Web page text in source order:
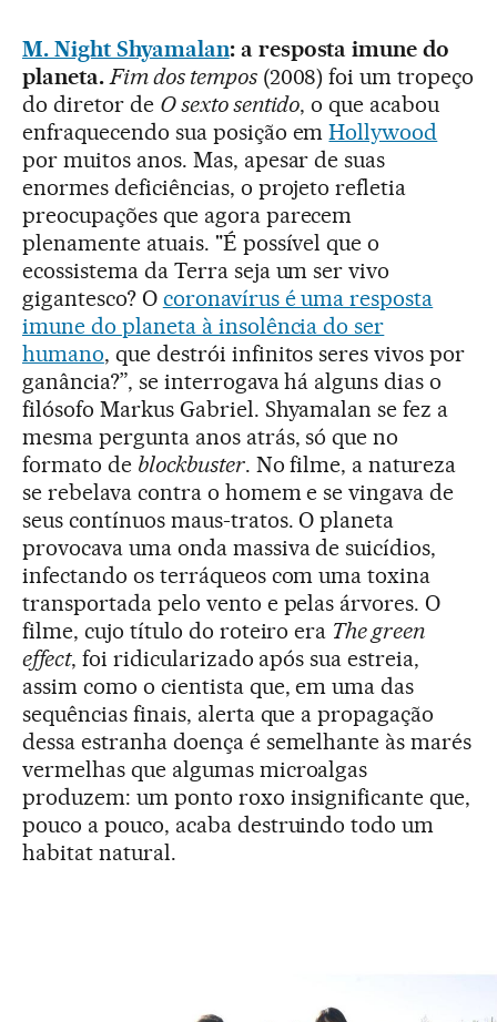
M. Night Shyamalan: a resposta imune do
planeta. Fim dos tempos(2008) foi um tropeço
do diretor de O sexto sentido, o que acabou
enfraquecendo sua posição emHollywood
por muitos anos. Mas, apesar de suas
enormes deficiências, o projeto refletia
preocupações que agora parecem
plenamente atuais. "É possível que o
ecossistema da Terra seja um ser vivo
gigantesco? O coronavírus é uma resposta
imune do planeta à insolência do ser
humano, que destrói infinitos seres vivos por
ganância?”, se interrogava há alguns dias o
filósofo Markus Gabriel. Shyamalan se fez a
mesma pergunta anos atrás, só que no
formato de blockbuster. No filme, a natureza
se rebelava contra o homem e se vingava de
seus contínuos maus-tratos. O planeta
provocava uma onda massiva de suicídios,
infectando os terráqueos com uma toxina
transportada pelo vento e pelas árvores. O
filme, cujo título do roteiro era The green
effect, foi ridicularizado após sua estreia,
assim como o cientista que, em uma das
sequências finais, alerta que a propagação
dessa estranha doença é semelhante às marés
vermelhas que algumas microalgas
produzem: um ponto roxo insignificante que,
pouco a pouco, acaba destruindo todo um
habitat natural.